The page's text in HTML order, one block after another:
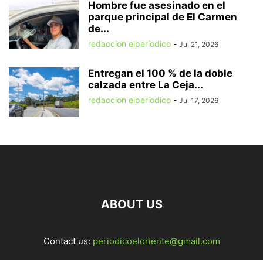
Hombre fue asesinado en el
parque principal de El Carmen
de...
redaccion elperiodico - Jul 21, 2026
Entregan el 100 % de la doble
calzada entre La Ceja...
redaccion elperiodico - Jul 17, 2026
ABOUT US
Contact us: periodicoeloriente@gmail.com